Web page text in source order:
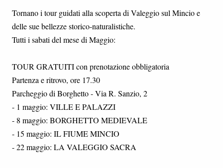
Tornano i tour guidati alla scoperta di Valeggio sul Mincio e
delle sue bellezze storico-naturalistiche.
Tutti i sabati del mese di Maggio:
TOUR GRATUITI con prenotazione obbligatoria
Partenza e ritrovo, ore 17.30
Parcheggio di Borghetto - Via R. Sanzio, 2
- 1 maggio: VILLE E PALAZZI
- 8 maggio: BORGHETTO MEDIEVALE
- 15 maggio: IL FIUME MINCIO
- 22 maggio: LA VALEGGIO SACRA